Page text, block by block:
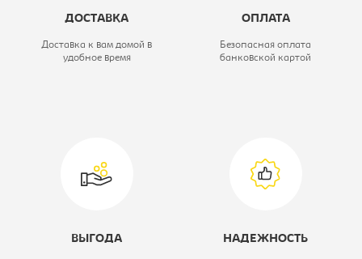
ДОСТАВКА
Доставка к вам домой в
удобное время
ОПЛАТА
Безопасная оплата
банковской картой
ВЫГОДА НАДЕЖНОСТЬ